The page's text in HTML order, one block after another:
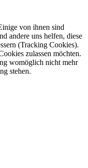
von ihnen sind
andere uns helfen, diese
(Tracking Cookies).
zulassen möchten.
womöglich nicht mehr
stehen.